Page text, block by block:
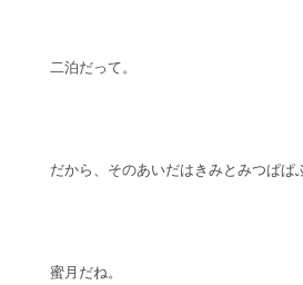
二泊だって。
だから、そのあいだはきみとみつぱぱ
蜜月だね。